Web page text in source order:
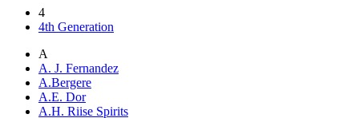
4
4th Generation
A
A. J. Fernandez
A.Bergere
A.E. Dor
A.H. Riise Spirits